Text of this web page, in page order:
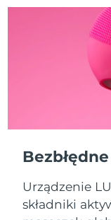
Urządzenie
składniki
Portoryko
Reunion